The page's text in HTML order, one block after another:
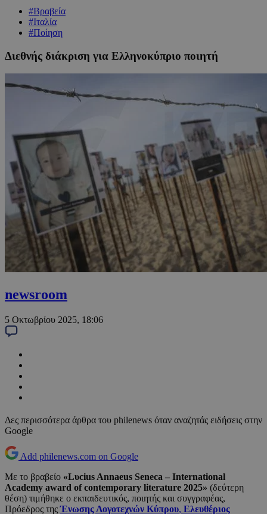
#Βραβεία
#Ιταλία
#Ποίηση
Διεθνής διάκριση για Ελληνοκύπριο ποιητή
newsroom
5 Οκτωβρίου 2025, 18:06
Δες περισσότερα άρθρα του philenews όταν αναζητάς ειδήσεις στην
Google
Add philenews.com on Google
Με το βραβείο «Lυcius Annaeus Seneca – International
Academy award of contemporary literature 2025» (δεύτερη
θέση) τιμήθηκε ο εκπαιδευτικός, ποιητής και συγγραφέας,
Πρόεδρος τηςΈνωσης Λογοτεχνών Κύπρου, Ελευθέριος